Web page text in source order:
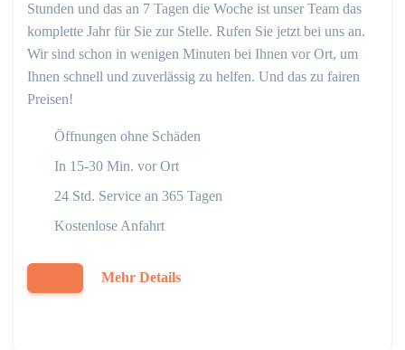
Stunden und das an 7 Tagen die Woche ist unser Team das
komplette Jahr für Sie zur Stelle. Rufen Sie jetzt bei uns an.
Wir sind schon in wenigen Minuten bei Ihnen vor Ort, um
Ihnen schnell und zuverlässig zu helfen. Und das zu fairen
Preisen!
Öffnungen ohne Schäden
In 15-30 Min. vor Ort
24 Std. Service an 365 Tagen
Kostenlose Anfahrt
Mehr Details